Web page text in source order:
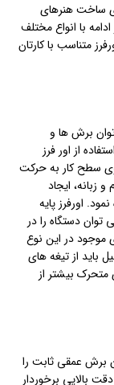
ساخت هنرهای
با انواع مختلف
متناسب با کارتان
توان برش ها و
از اور فرز
سطح کار به حرکت
زبانه، ایجاد
اورفرز پایه
توان دستگاه را در
موجود در این نوع
باید از تیغه های
متحرک بیشتر از
برش عمقی ثابت را
بالایی برخوردار